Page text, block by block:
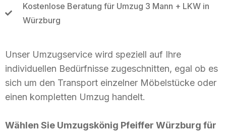
Kostenlose Beratung für Umzug 3 Mann + LKW in
Würzburg
Unser Umzugservice wird speziell auf Ihre
individuellen Bedürfnisse zugeschnitten, egal ob es
sich um den Transport einzelner Möbelstücke oder
einen kompletten Umzug handelt.
Wählen Sie Umzugskönig Pfeiffer Würzburg für